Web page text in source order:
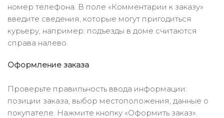
номер телефона. В поле «Комментарии к заказу»
введите сведения, которые могут пригодиться
курьеру, например: подъезды в доме считаются
справа налево.
Оформление заказа
Проверьте правильность ввода информации:
позиции заказа, выбор местоположения, данные о
покупателе. Нажмите кнопку «Оформить заказ».